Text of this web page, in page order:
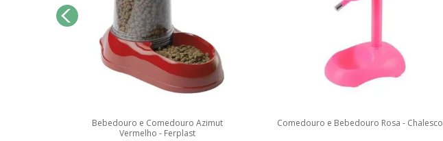
Bebedouro e Comedouro Azimut
Vermelho - Ferplast
Comedouro e Bebedouro Rosa - Chalesco